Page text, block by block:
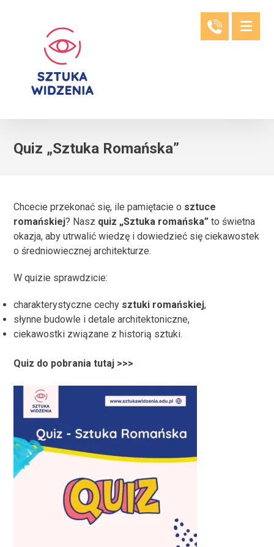
Quiz „Sztuka Romańska”
Chcecie przekonać się, ile pamiętacie o sztuce
romańskiej? Nasz quiz „Sztuka romańska” to świetna
okazja, aby utrwalić wiedzę i dowiedzieć się ciekawostek
o średniowiecznej architekturze.
W quizie sprawdzicie:
charakterystyczne cechy sztuki romańskiej,
słynne budowle i detale architektoniczne,
ciekawostki związane z historią sztuki.
Quiz do pobrania tutaj >>>